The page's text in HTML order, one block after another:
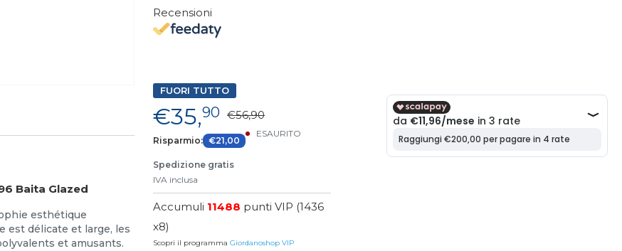
Baita Glazed
esthétique
est délicate et large, les
et amusants.
Recensioni
FUORI TUTTO
€35,90 €56,90
Risparmio: €21,00
ESAURITO
Spedizione gratis
IVA inclusa
Accumuli 11488 punti VIP (1436
x8)
Scopri il programmaGiordanoshop VIP